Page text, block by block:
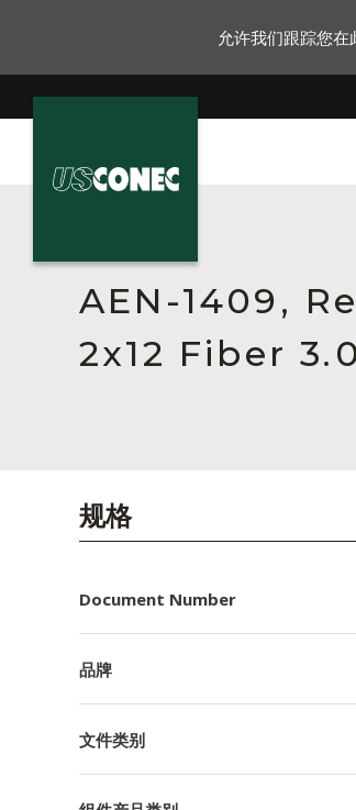
English Website
应用工程指导书 (AENs)
合作伙伴
活动信息
AEN-1409,
2x12 Fiber
规格
Document Number
品牌
文件类别
允许我们跟踪您